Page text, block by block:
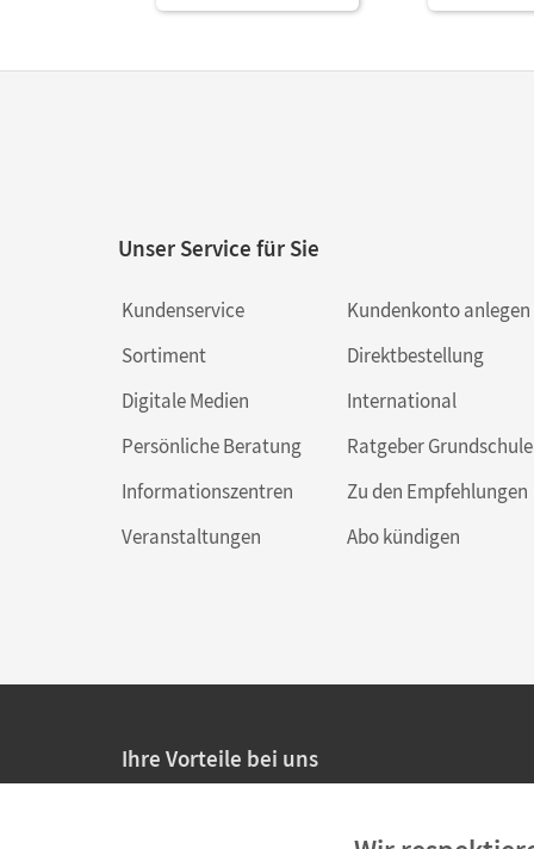
Unser Service für Sie
Kundenservice
Sortiment
Digitale Medien
Persönliche Beratung
Informationszentren
Veranstaltungen
Kundenkonto anlegen
Direktbestellung
International
Ratgeber Grundschule
Zu den Empfehlungen
Abo kündigen
Ihre Vorteile bei uns